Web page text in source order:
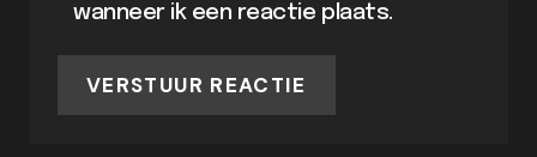
wanneer ik een reactie plaats.
VERSTUUR REACTIE